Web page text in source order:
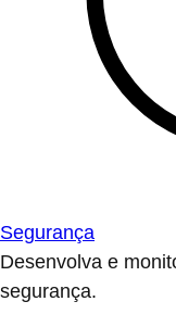
Segurança
Desenvolva e
segurança.